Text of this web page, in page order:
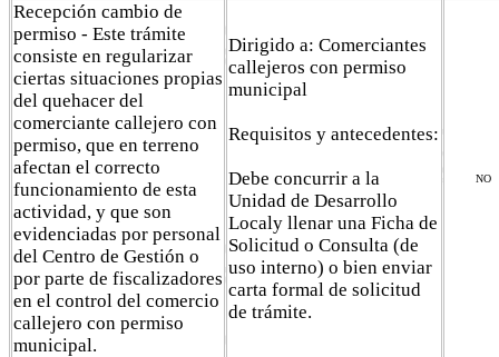
Recepción cambio de
permiso - Este trámite
consiste en regularizar
ciertas situaciones propias
del quehacer del
comerciante callejero con
permiso, que en terreno
afectan el correcto
funcionamiento de esta
actividad, y que son
evidenciadas por personal
del Centro de Gestión o
por parte de fiscalizadores
en el control del comercio
callejero con permiso
municipal.
Dirigido a: Comerciantes
callejeros con permiso
municipal
Requisitos y antecedentes:
Debe concurrir a la
Unidad de Desarrollo
Localy llenar una Ficha de
Solicitud o Consulta (de
uso interno) o bien enviar
carta formal de solicitud
de trámite.
NO